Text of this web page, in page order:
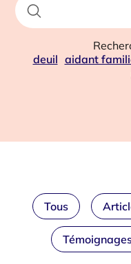
deuil aidant
Tous